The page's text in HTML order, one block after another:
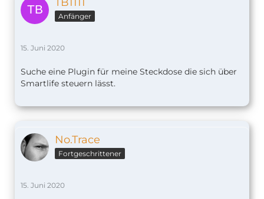
Anfänger
15. Juni 2020
Suche eine Plugin für meine Steckdose die sich über
Smartlife steuern lässt.
No.Trace
Fortgeschrittener
15. Juni 2020